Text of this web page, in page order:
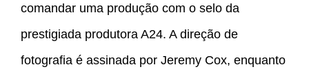
comandar uma produção com o selo da
prestigiada produtora A24. A direção de
fotografia é assinada por Jeremy Cox, enquanto